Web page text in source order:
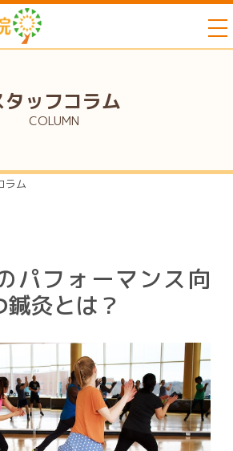
タッフコラム
COLUMN
ラム
パフォーマンス向
灸とは？